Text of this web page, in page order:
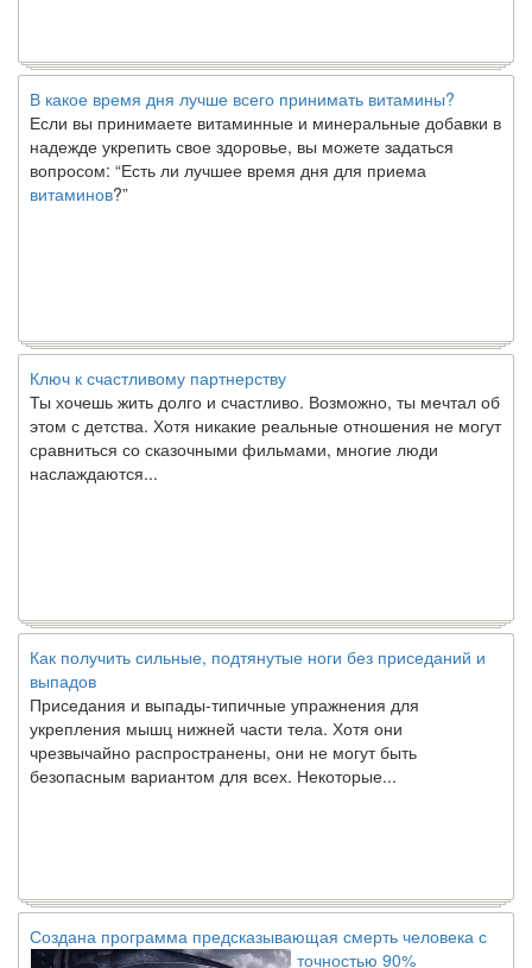
В какое время дня лучше всего принимать витамины?
Если вы принимаете витаминные и минеральные добавки в
надежде укрепить свое здоровье, вы можете задаться
вопросом: “Есть ли лучшее время дня для приема
витаминов ?”
Ключ к счастливому партнерству
Ты хочешь жить долго и счастливо. Возможно, ты мечтал об
этом с детства. Хотя никакие реальные отношения не могут
сравниться со сказочными фильмами, многие люди
наслаждаются...
Как получить сильные, подтянутые ноги без приседаний и
выпадов
Приседания и выпады-типичные упражнения для
укрепления мышц нижней части тела. Хотя они
чрезвычайно распространены, они не могут быть
безопасным вариантом для всех. Некоторые...
Создана программа предсказывающая смерть человека с
точностью 90%